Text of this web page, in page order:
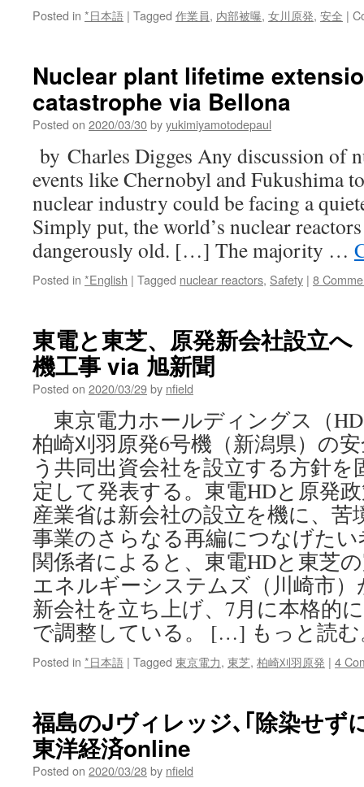
Posted in *日本語 | Tagged 作業員, 内部被曝, 女川原発, 安全 |
Nuclear plant lifetime
catastrophe via Bellona
Posted on 2020/03/30byyukimiyamotodepaul
by Charles Digges Any discussion of
events like Chernobyl and Fukushima
nuclear industry could be facing a
Simply put, the world’s nuclear
dangerously old. […] The majority …
Posted in *English | Tagged nuclear reactors, Safety | 8
東電と東芝、原発新会社設立
機工事 via 旭新聞
Posted on 2020/03/29by nfield
東京電力ホールディングス（
柏崎刈羽原発6号機（新潟県）の
う共同出資会社を設立する方針
定して発表する。東電HDと原発
産業省は新会社の設立を機に、
事業のさらなる再編につなげた
関係者によると、東電HDと東芝
エネルギーシステムズ（川崎市
新会社を立ち上げ、7月に本格的
で調整している。 […] もっと読
Posted in *日本語 | Tagged 東京電力, 東芝, 柏崎刈羽原発 | 4
福島のJヴィレッジ､｢除染せず
東洋経済online
Posted on 2020/03/28by nfield